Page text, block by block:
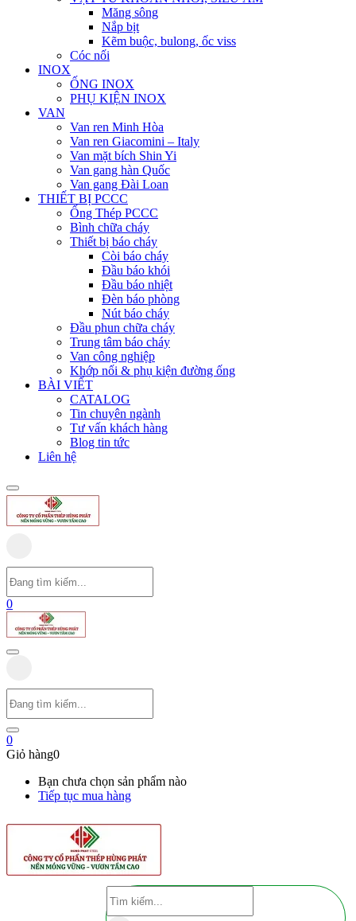
Măng sông
Nắp bịt
Kẽm buộc, bulong, ốc viss
Cóc nối
INOX
ỐNG INOX
PHỤ KIỆN INOX
VAN
Van ren Minh Hòa
Van ren Giacomini – Italy
Van mặt bích Shin Yi
Van gang hàn Quốc
Van gang Đài Loan
THIẾT BỊ PCCC
Ống Thép PCCC
Bình chữa cháy
Thiết bị báo cháy
Còi báo cháy
Đầu báo khói
Đầu báo nhiệt
Đèn báo phòng
Nút báo cháy
Đầu phun chữa cháy
Trung tâm báo cháy
Van công nghiệp
Khớp nối & phụ kiện đường ống
BÀI VIẾT
CATALOG
Tin chuyên ngành
Tư vấn khách hàng
Blog tin tức
Liên hệ
0
0
Giỏ hàng0
Bạn chưa chọn sản phẩm nào
Tiếp tục mua hàng